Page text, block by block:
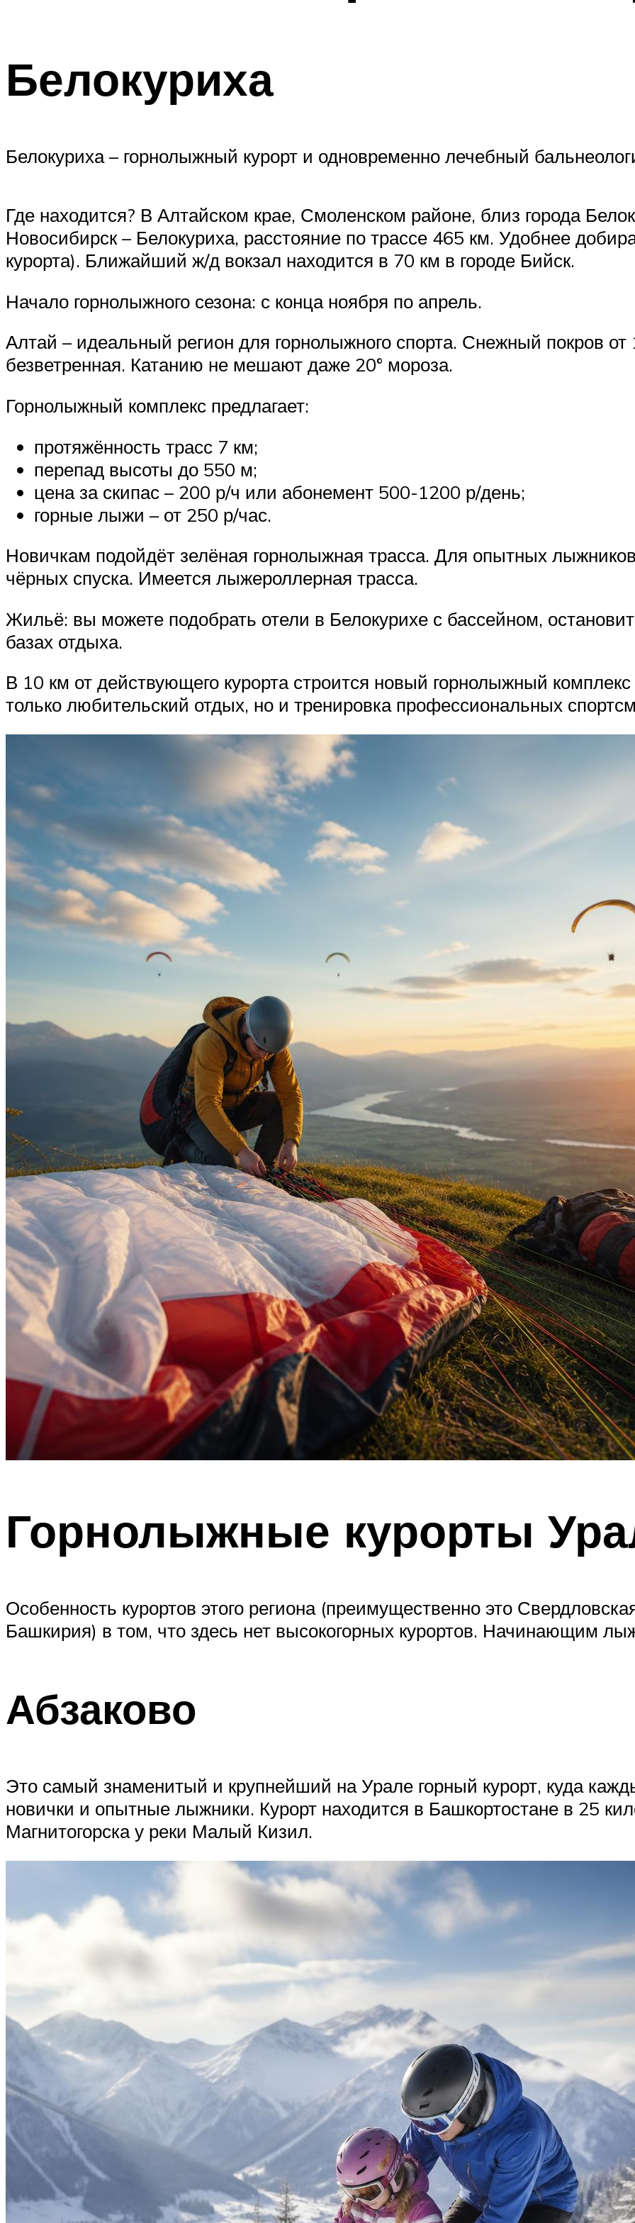
Белокуриха
Белокуриха – горнолыжный курорт и одновременно лечебный
Где находится? В Алтайском крае, Смоленском районе, близ города
Новосибирск – Белокуриха, расстояние по трассе 465 км. Удобнее
курорта). Ближайший ж/д вокзал находится в 70 км в городе Бийск.
Начало горнолыжного сезона: с конца ноября по апрель.
Алтай – идеальный регион для горнолыжного спорта. Снежный покров от
безветренная. Катанию не мешают даже 20° мороза.
Горнолыжный комплекс предлагает:
протяжённость трасс 7 км;
перепад высоты до 550 м;
цена за скипас – 200 р/ч или абонемент 500-1200 р/день;
горные лыжи – от 250 р/час.
Новичкам подойдёт зелёная горнолыжная трасса. Для опытных
чёрных спуска. Имеется лыжероллерная трасса.
Жильё: вы можете подобрать отели в Белокурихе с бассейном,
базах отдыха.
В 10 км от действующего курорта строится новый горнолыжный
только любительский отдых, но и тренировка профессиональных
Горнолыжные курорты
Особенность курортов этого региона (преимущественно это
Башкирия) в том, что здесь нет высокогорных курортов. Начинающим
Абзаково
Это самый знаменитый и крупнейший на Урале горный курорт, куда
новички и опытные лыжники. Курорт находится в Башкортостане в 25
Магнитогорска у реки Малый Кизил.